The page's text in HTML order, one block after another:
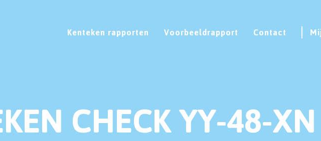
Kenteken rapporten Voorbeeldrapport Contact
CHECK YY-48-XN